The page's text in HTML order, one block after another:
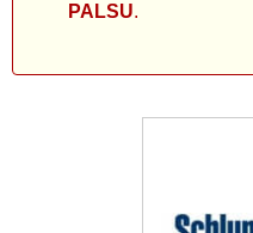
PALSU.